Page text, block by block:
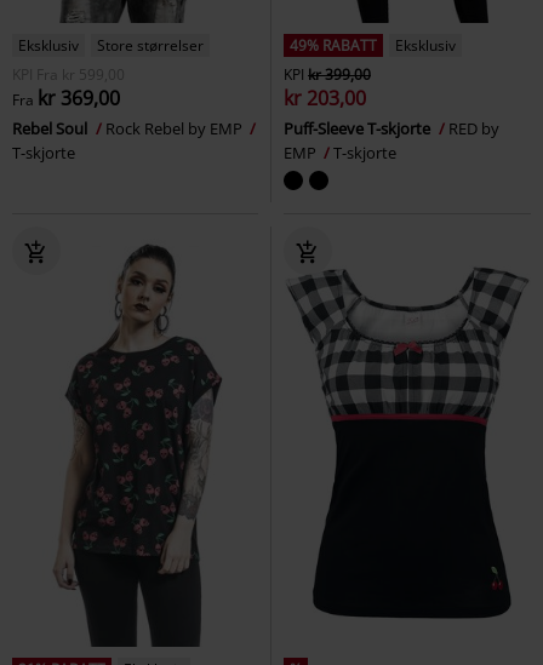
Eksklusiv
Store størrelser
KPI
Fra kr 599,00
Fra kr 369,00
Rebel Soul
Rock Rebel by EMP
T-skjorte
49% RABATT
Eksklusiv
KPI kr 399,00
kr 203,00
Puff-Sleeve T-skjorte
RED by
EMP
T-skjorte